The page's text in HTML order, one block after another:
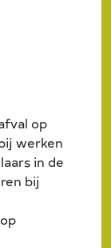
op
werken
in de
bij